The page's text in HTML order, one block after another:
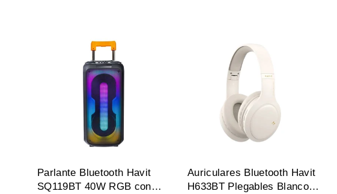
Parlante Bluetooth Havit
SQ119BT 40W RGB con
Auriculares Bluetooth Havit
H633BT Plegables Blancos